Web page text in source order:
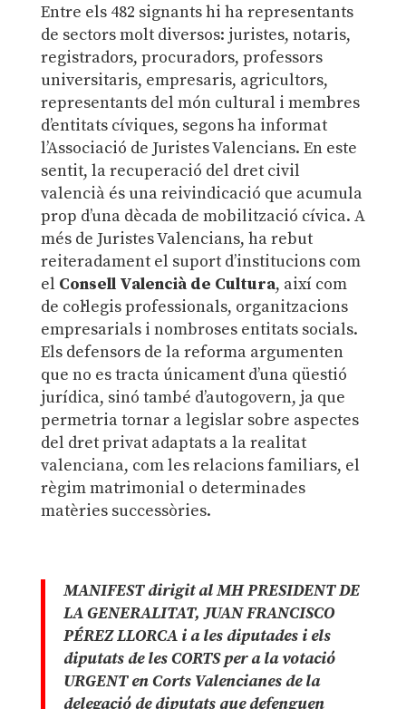
Entre els 482 signants hi ha representants
de sectors molt diversos: juristes, notaris,
registradors, procuradors, professors
universitaris, empresaris, agricultors,
representants del món cultural i membres
d’entitats cíviques, segons ha informat
l’Associació de Juristes Valencians. En este
sentit, la recuperació del dret civil
valencià és una reivindicació que acumula
prop d’una dècada de mobilització cívica. A
més de Juristes Valencians, ha rebut
reiteradament el suport d’institucions com
el Consell Valencià de Cultura, així com
de col·legis professionals, organitzacions
empresarials i nombroses entitats socials.
Els defensors de la reforma argumenten
que no es tracta únicament d’una qüestió
jurídica, sinó també d’autogovern, ja que
permetria tornar a legislar sobre aspectes
del dret privat adaptats a la realitat
valenciana, com les relacions familiars, el
règim matrimonial o determinades
matèries successòries.
MANIFEST dirigit al MH PRESIDENT DE
LA GENERALITAT, JUAN FRANCISCO
PÉREZ LLORCA i a les diputades i els
diputats de les CORTS per a la votació
URGENT en Corts Valencianes de la
delegació de diputats que defenguen